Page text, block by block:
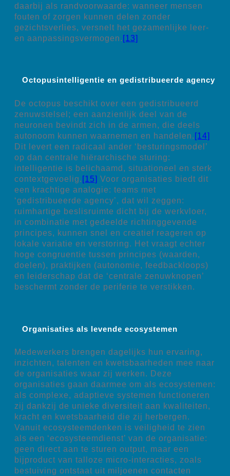
daarbij als randvoorwaarde: wanneer mensen
fouten of zorgen kunnen delen zonder
gezichtsverlies, versnelt het gezamenlijke leer-
en aanpassingsvermogen.[13]
Octopusintelligentie en gedistribueerde agency
De octopus beschikt over een gedistribueerd
zenuwstelsel; een aanzienlijk deel van de
neuronen bevindt zich in de armen, die deels
autonoom kunnen waarnemen en handelen.[14]
Dit levert een radicaal ander ‘besturingsmodel’
op dan centrale hiërarchische sturing:
intelligentie is belichaamd, situationeel en sterk
contextgevoelig.[15] Voor organisaties biedt dit
een krachtige analogie: teams met
‘gedistribueerde agency’, dat wil zeggen:
ruimhartige beslisruimte dicht bij de werkvloer,
in combinatie met gedeelde richtinggevende
principes, kunnen snel en creatief reageren op
lokale variatie en verstoring. Het vraagt echter
hoge congruentie tussen principes (waarden,
doelen), praktijken (autonomie, feedbackloops)
en leiderschap dat de ‘centrale zenuwknopen’
beschermt zonder de periferie te verstikken.
Organisaties als levende ecosystemen
Medewerkers brengen dagelijks hun ervaring,
inzichten, talenten en kwetsbaarheden mee naar
de organisaties waar zij werken. Deze
organisaties gaan daarmee om als ecosystemen:
als complexe, adaptieve systemen functioneren
zij dankzij de unieke diversiteit aan kwaliteiten,
kracht en kwetsbaarheid die zij herbergen.
Vanuit ecosysteemdenken is veiligheid te zien
als een ‘ecosysteemdienst’ van de organisatie:
geen direct aan te sturen output, maar een
bijproduct van talloze micro-interacties, zoals
bestuiving ontstaat uit miljoenen contacten